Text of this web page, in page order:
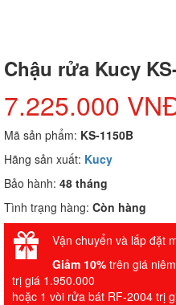
Chậu rửa Kucy
7.225.000
Mã sản phẩm: KS-1150B
Hãng sản xuất: Kucy
Bảo hành: 48 tháng
Tình trạng hàng: Còn hàng
Vận chuyển và lắp đặt
Giảm 10% trên giá
trị giá 1.950.000
hoặc 1 vòi rửa bát RF-2004 trị